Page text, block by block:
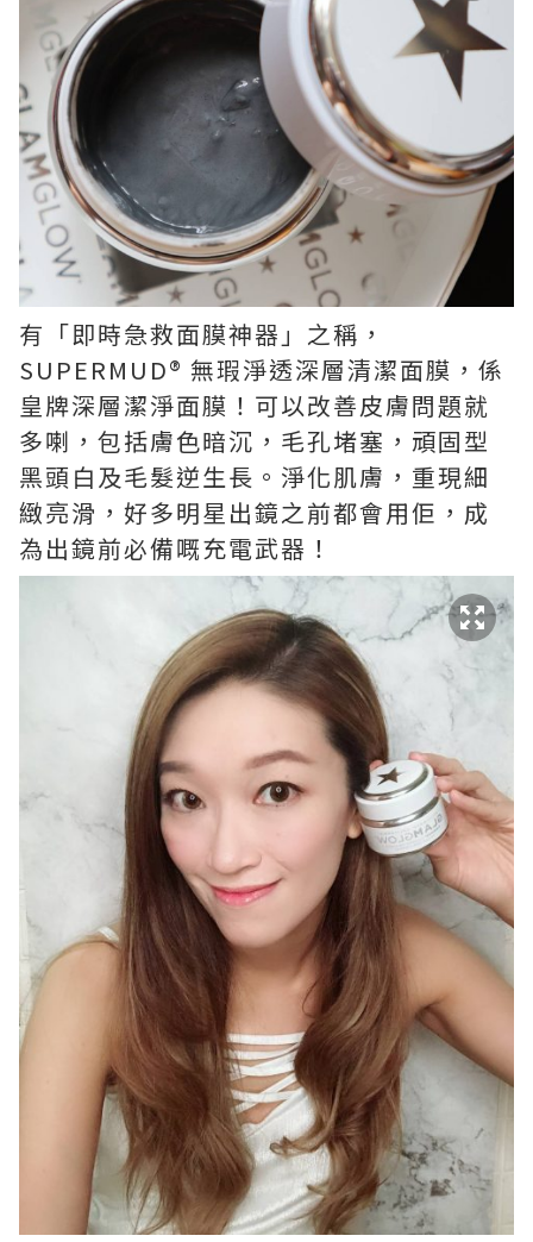
有「即時急救面膜神器」之稱，
SUPERMUD® 無瑕淨透深層清潔面膜，係
皇牌深層潔淨面膜！可以改善皮膚問題就
多喇，包括膚色暗沉，毛孔堵塞，頑固型
黑頭白及毛髮逆生長。淨化肌膚，重現細
緻亮滑，好多明星出鏡之前都會用佢，成
為出鏡前必備嘅充電武器！